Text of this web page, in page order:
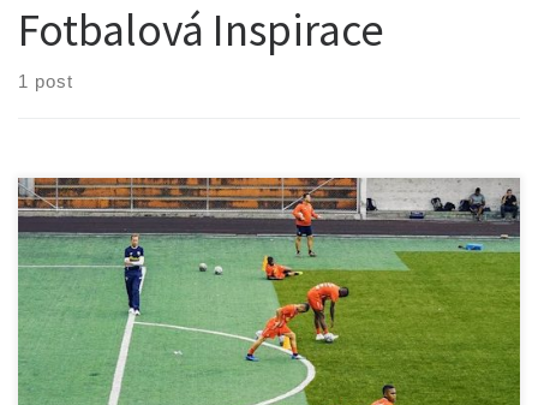
Fotbalová Inspirace
1 post
1. Úvod: Proč je nizozemský trénink inspirativní i pro fanoušky
Nizozemský fotbal je po desetiletí považován za jeden z
nejvlivnějších a nejinovativnějších stylů na světě. Jeho základy leží
nejen v technické dokonalosti hráčů, ale také v inteligentním a
kreativním přístupu k hře. Tato filozofie, známá jako
„totaalvoetbal“ neboli „total football“, […]